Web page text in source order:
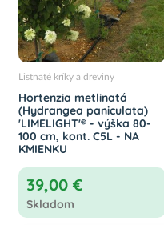
Listnaté kríky a dreviny
Hortenzia metlinatá
(Hydrangea paniculata)
'LIMELIGHT'® - výška 80-
100 cm, kont. C5L - NA
KMIENKU
39,00 €
Skladom